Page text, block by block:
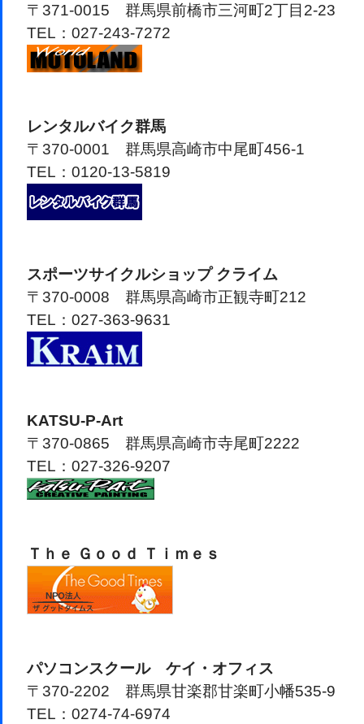
〒371-0015 群馬県前橋市三河町2丁目2-23
TEL：027-243-7272
レンタルバイク群馬
〒370-0001 群馬県高崎市中尾町456-1
TEL：0120-13-5819
スポーツサイクルショップ クライム
〒370-0008 群馬県高崎市正観寺町212
TEL：027-363-9631
KATSU-P-Art
〒370-0865 群馬県高崎市寺尾町2222
TEL：027-326-9207
Ｔｈｅ Ｇｏｏｄ Ｔｉｍｅｓ
パソコンスクール ケイ・オフィス
〒370-2202 群馬県甘楽郡甘楽町小幡535-9
TEL：0274-74-6974